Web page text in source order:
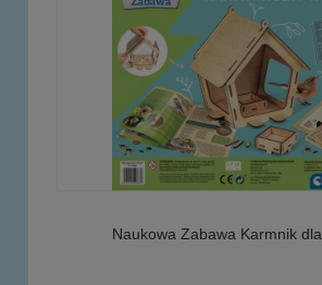
Naukowa Zabawa Karmnik